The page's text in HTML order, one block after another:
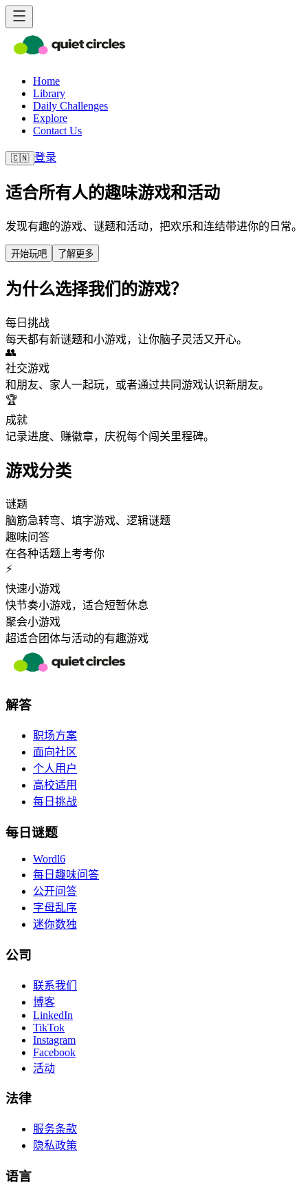
Home
Library
Daily Challenges
Explore
Contact Us
🇨🇳 登录
适合所有人的趣味游戏和活动
发现有趣的游戏、谜题和活动，把欢乐和连结带进你的日常。
开始玩吧 了解更多
为什么选择我们的游戏？
每日挑战
每天都有新谜题和小游戏，让你脑子灵活又开心。
👥
社交游戏
和朋友、家人一起玩，或者通过共同游戏认识新朋友。
🏆
成就
记录进度、赚徽章，庆祝每个闯关里程碑。
游戏分类
谜题
脑筋急转弯、填字游戏、逻辑谜题
趣味问答
在各种话题上考考你
⚡
快速小游戏
快节奏小游戏，适合短暂休息
聚会小游戏
超适合团体与活动的有趣游戏
解答
职场方案
面向社区
个人用户
高校适用
每日挑战
每日谜题
Wordl6
每日趣味问答
公开问答
字母乱序
迷你数独
公司
联系我们
博客
LinkedIn
TikTok
Instagram
Facebook
活动
法律
服务条款
隐私政策
语言